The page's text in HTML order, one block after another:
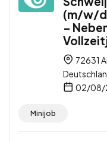
(m/w/
–
72631
02/08/
Minijob